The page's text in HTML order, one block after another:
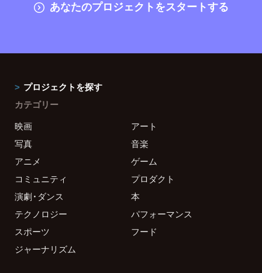
あなたのプロジェクトをスタートする
プロジェクトを探す
カテゴリー
映画
アート
写真
音楽
アニメ
ゲーム
コミュニティ
プロダクト
演劇・ダンス
本
テクノロジー
パフォーマンス
スポーツ
フード
ジャーナリズム